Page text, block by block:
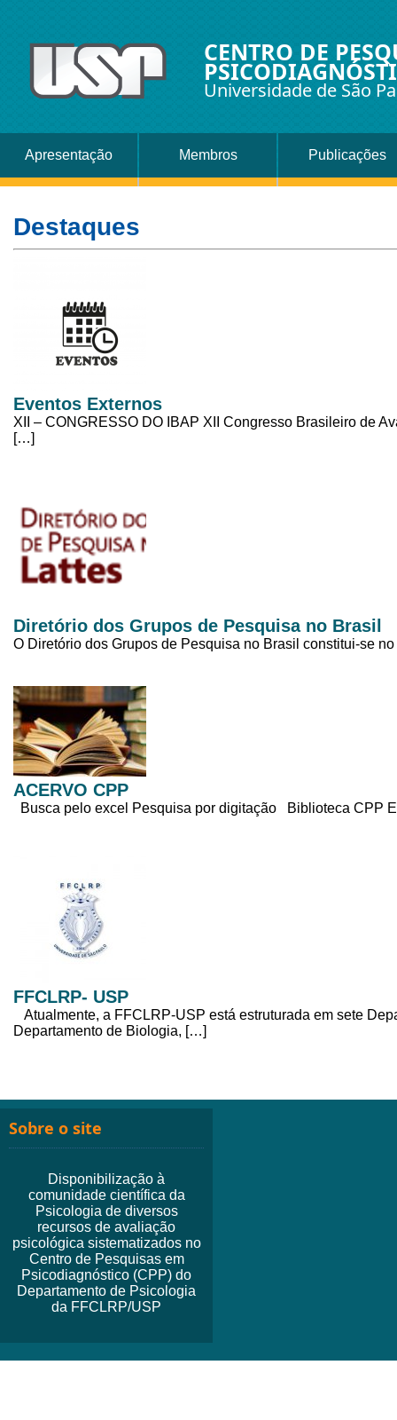
CENTRO DE
Universidade de São
Apresentação Membros Publicações
Destaques
Eventos Externos
XII – CONGRESSO DO IBAP XII Congresso Brasileiro de
[…]
Diretório dos Grupos de Pesquisa no Brasil
O Diretório dos Grupos de Pesquisa no Brasil constitui-se
ACERVO CPP
Busca pelo excel Pesquisa por digitação Biblioteca CPP
FFCLRP- USP
Atualmente, a FFCLRP-USP está estruturada em sete
Departamento de Biologia, […]
Sobre o site
Disponibilização à
comunidade científica da
Psicologia de diversos
recursos de avaliação
psicológica sistematizados no
Centro de Pesquisas em
Psicodiagnóstico (CPP) do
Departamento de Psicologia
da FFCLRP/USP